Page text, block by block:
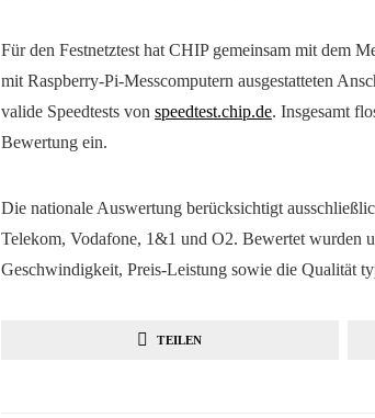
Für den Festnetztest hat CHIP gemeinsam mit dem
mit Raspberry-Pi-Messcomputern ausgestatteten
valide Speedtests von speedtest.chip.de. Insgesamt
Bewertung ein.
Die nationale Auswertung berücksichtigt
Telekom, Vodafone, 1&1 und O2. Bewertet wurden
Geschwindigkeit, Preis-Leistung sowie die Qualität
TEILEN